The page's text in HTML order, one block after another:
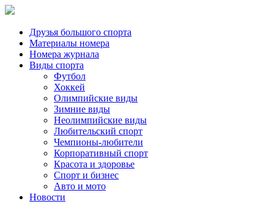
Друзья большого спорта
Материалы номера
Номера журнала
Виды спорта
Футбол
Хоккей
Олимпийские виды
Зимние виды
Неолимпийские виды
Любительский спорт
Чемпионы-любители
Корпоративный спорт
Красота и здоровье
Спорт и бизнес
Авто и мото
Новости